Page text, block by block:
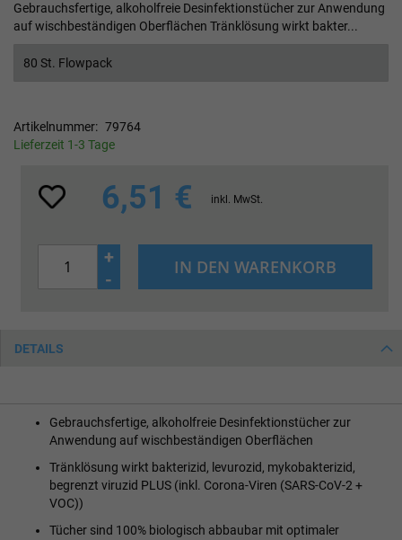
Gebrauchsfertige, alkoholfreie Desinfektionstücher zur Anwendung
auf wischbeständigen Oberflächen Tränklösung wirkt bakter...
80 St. Flowpack
Artikelnummer
79764
Lieferzeit 1-3 Tage
6,51 € inkl. MwSt.
+
-
IN DEN WARENKORB
DETAILS
Gebrauchsfertige, alkoholfreie Desinfektionstücher zur
Anwendung auf wischbeständigen Oberflächen
Tränklösung wirkt bakterizid, levurozid, mykobakterizid,
begrenzt viruzid PLUS (inkl. Corona-Viren (SARS-CoV-2 +
VOC))
Tücher sind 100% biologisch abbaubar mit optimaler